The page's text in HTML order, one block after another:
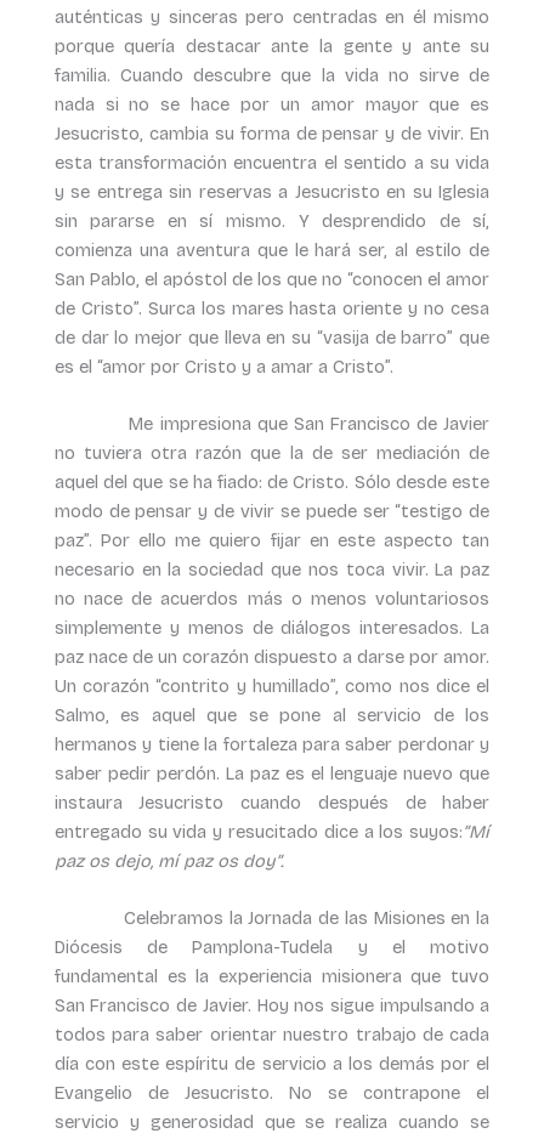
auténticas y sinceras pero centradas en él mismo
porque quería destacar ante la gente y ante su
familia. Cuando descubre que la vida no sirve de
nada si no se hace por un amor mayor que es
Jesucristo, cambia su forma de pensar y de vivir. En
esta transformación encuentra el sentido a su vida
y se entrega sin reservas a Jesucristo en su Iglesia
sin pararse en sí mismo. Y desprendido de sí,
comienza una aventura que le hará ser, al estilo de
San Pablo, el apóstol de los que no “conocen el amor
de Cristo”. Surca los mares hasta oriente y no cesa
de dar lo mejor que lleva en su “vasija de barro” que
es el “amor por Cristo y a amar a Cristo”.
Me impresiona que San Francisco de Javier
no tuviera otra razón que la de ser mediación de
aquel del que se ha fiado: de Cristo. Sólo desde este
modo de pensar y de vivir se puede ser “testigo de
paz”. Por ello me quiero fijar en este aspecto tan
necesario en la sociedad que nos toca vivir. La paz
no nace de acuerdos más o menos voluntariosos
simplemente y menos de diálogos interesados. La
paz nace de un corazón dispuesto a darse por amor.
Un corazón “contrito y humillado”, como nos dice el
Salmo, es aquel que se pone al servicio de los
hermanos y tiene la fortaleza para saber perdonar y
saber pedir perdón. La paz es el lenguaje nuevo que
instaura Jesucristo cuando después de haber
entregado su vida y resucitado dice a los suyos:”Mí
paz os dejo, mí paz os doy”.
Celebramos la Jornada de las Misiones en la
Diócesis de Pamplona-Tudela y el motivo
fundamental es la experiencia misionera que tuvo
San Francisco de Javier. Hoy nos sigue impulsando a
todos para saber orientar nuestro trabajo de cada
día con este espíritu de servicio a los demás por el
Evangelio de Jesucristo. No se contrapone el
servicio y generosidad que se realiza cuando se